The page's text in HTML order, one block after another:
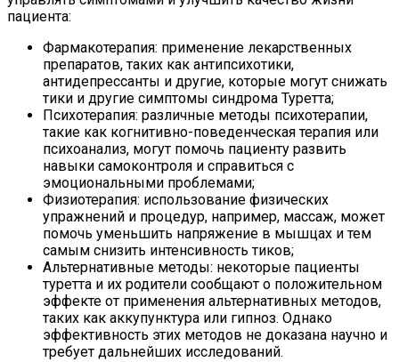
пациента:
Фармакотерапия: применение лекарственных
препаратов, таких как антипсихотики,
антидепрессанты и другие, которые могут снижать
тики и другие симптомы синдрома Туретта;
Психотерапия: различные методы психотерапии,
такие как когнитивно-поведенческая терапия или
психоанализ, могут помочь пациенту развить
навыки самоконтроля и справиться с
эмоциональными проблемами;
Физиотерапия: использование физических
упражнений и процедур, например, массаж, может
помочь уменьшить напряжение в мышцах и тем
самым снизить интенсивность тиков;
Альтернативные методы: некоторые пациенты
туретта и их родители сообщают о положительном
эффекте от применения альтернативных методов,
таких как аккупунктура или гипноз. Однако
эффективность этих методов не доказана научно и
требует дальнейших исследований.